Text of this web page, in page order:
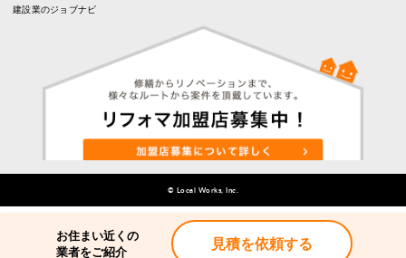
建設業のジョブナビ
© Local Works, Inc.
お住まい近くの
業者をご紹介
見積を依頼する